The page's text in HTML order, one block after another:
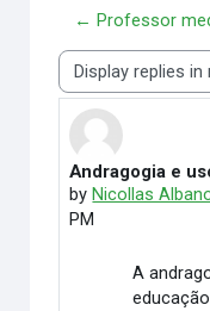
← Professor
Display mode
Andragogia e
by Nicollas
PM
Number of
A